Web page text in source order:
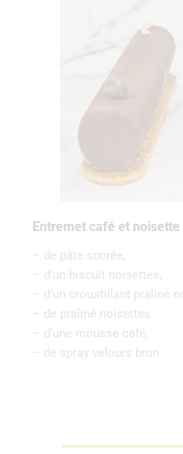
Entremet café et noisette
– de pâte sucrée,
– d’un biscuit noisettes,
– d’un croustillant praliné
– de praliné noisettes
– d’une mousse café,
– de spray velours brun.